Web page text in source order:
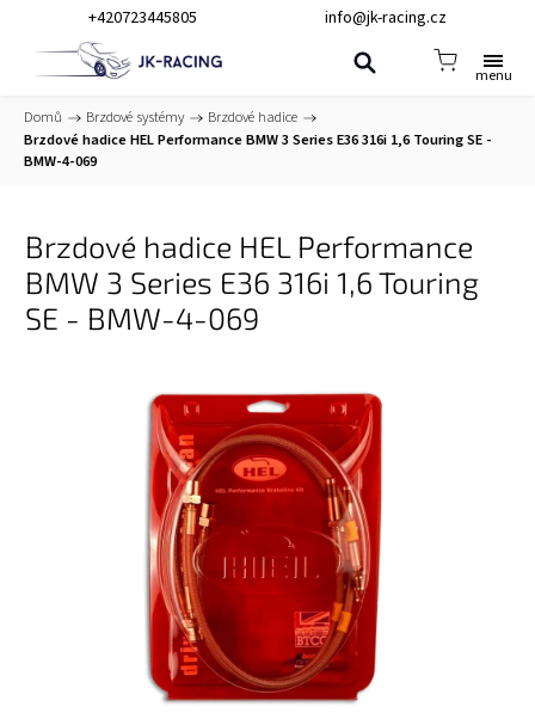
+420723445805 info@jk-racing.cz
Domů / Brzdové systémy / Brzdové hadice /
Brzdové hadice HEL Performance BMW 3 Series E36 316i 1,6 Touring SE -
BMW-4-069
Brzdové hadice HEL Performance
BMW 3 Series E36 316i 1,6 Touring
SE - BMW-4-069